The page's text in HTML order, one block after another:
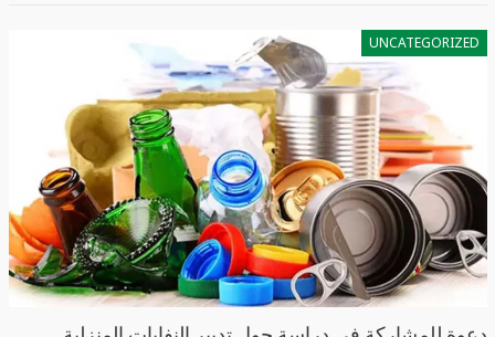
UNCATEGORIZED